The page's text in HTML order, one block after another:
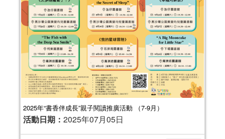
2025年“書香伴成長”親子閱讀推廣活動 （7-9月）
活動日期： 2025年07月05日